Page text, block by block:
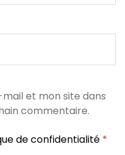
et mon site dans
commentaire.
de confidentialité *